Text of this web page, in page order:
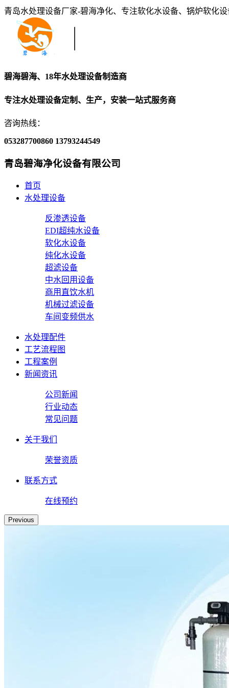
青岛水处理设备厂家-碧海净化、专注软化水设备、锅炉软化
碧海碧海、18年水处理设备制造商
专注水处理设备定制、生产，安装一站式服务商
咨询热线：
053287700860 13793244549
青岛碧海净化设备有限公司
首页
水处理设备
反渗透设备
EDI超纯水设备
软化水设备
纯化水设备
超滤设备
中水回用设备
商用直饮水机
机械过滤设备
车间变频供水
水处理配件
工艺流程图
工程案例
新闻资讯
公司新闻
行业动态
常见问题
关于我们
荣誉资质
联系方式
在线预约
Previous